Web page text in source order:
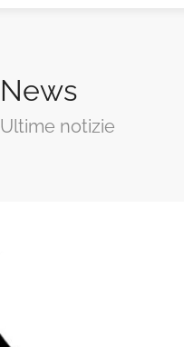
News
Ultime notizie